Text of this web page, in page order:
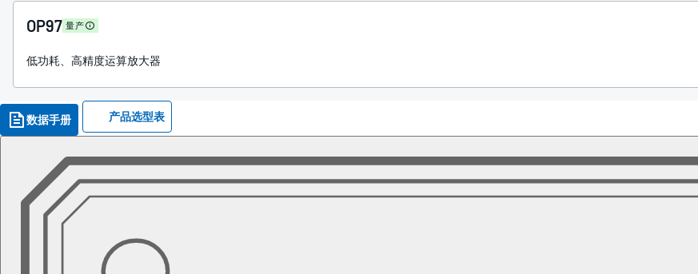
OP97 量产
低功耗、高精度运算放大器
数据手册 产品选型表